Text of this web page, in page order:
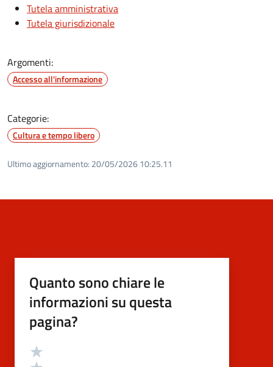
Tutela amministrativa
Tutela giurisdizionale
Argomenti:
Accesso all'informazione
Categorie:
Cultura e tempo libero
Ultimo aggiornamento: 20/05/2026 10:25.11
Quanto sono chiare le
informazioni su questa
pagina?
Valutazione